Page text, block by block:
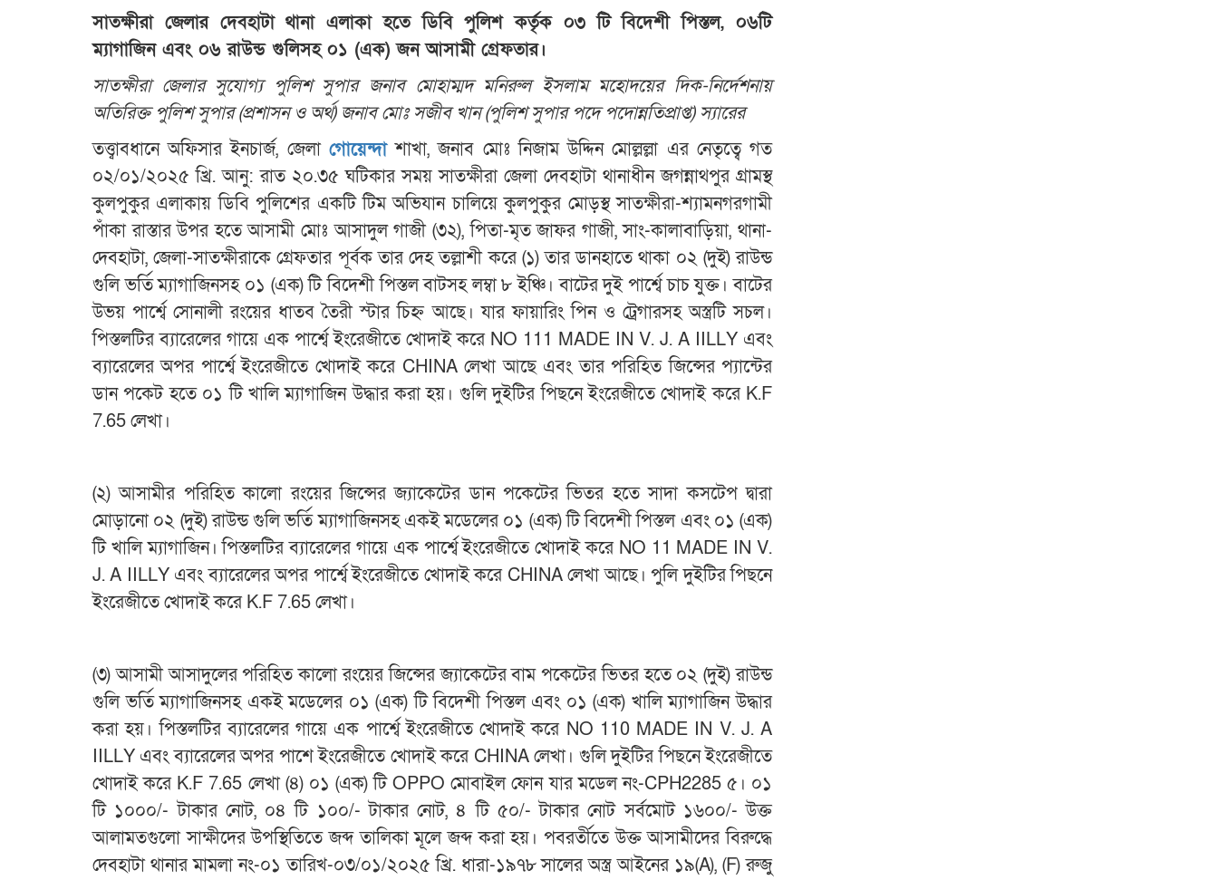
সাতক্ষীরা জেলার দেবহাটা থানা এলাকা হতে ডিবি পুলিশ কর্তৃক ০৩ টি বিদেশী পিস্তল, ০৬টি
ম্যাগাজিন এবং ০৬ রাউন্ড গুলিসহ ০১ (এক) জন আসামী গ্রেফতার।
সাতক্ষীরা জেলার সুযোগ্য পুলিশ সুপার জনাব মোহাম্মদ মনিরুল ইসলাম মহোদয়ের দিক-নির্দেশনায়
অতিরিক্ত পুলিশ সুপার (প্রশাসন ও অর্থ) জনাব মোঃ সজীব খান (পুলিশ সুপার পদে পদোন্নতিপ্রাপ্ত) স্যারের
তত্ত্বাবধানে অফিসার ইনচার্জ, জেলা গোয়েন্দাশাখা, জনাব মোঃ নিজাম উদ্দিন মোল্লল্লা এর নেতৃত্বে গত
০২/০১/২০২৫ খ্রি. আনু: রাত ২০.৩৫ ঘটিকার সময় সাতক্ষীরা জেলা দেবহাটা থানাধীন জগন্নাথপুর গ্রামস্থ
কুলপুকুর এলাকায় ডিবি পুলিশের একটি টিম অভিযান চালিয়ে কুলপুকুর মোড়স্থ সাতক্ষীরা-শ্যামনগরগামী
পাঁকা রাস্তার উপর হতে আসামী মোঃ আসাদুল গাজী (৩২), পিতা-মৃত জাফর গাজী, সাং-কালাবাড়িয়া, থানা-
দেবহাটা, জেলা-সাতক্ষীরাকে গ্রেফতার পূর্বক তার দেহ তল্লাশী করে (১) তার ডানহাতে থাকা ০২ (দুই) রাউন্ড
গুলি ভর্তি ম্যাগাজিনসহ ০১ (এক) টি বিদেশী পিস্তল বাটসহ লম্বা ৮ ইঞ্চি। বাটের দুই পার্শ্বে চাচ যুক্ত। বাটের
উভয় পার্শ্বে সোনালী রংয়ের ধাতব তৈরী স্টার চিহ্ন আছে। যার ফায়ারিং পিন ও ট্রেগারসহ অস্ত্রটি সচল।
পিস্তলটির ব্যারেলের গায়ে এক পার্শ্বে ইংরেজীতে খোদাই করে NO 111 MADE IN V. J. A IILLY এবং
ব্যারেলের অপর পার্শ্বে ইংরেজীতে খোদাই করে CHINA লেখা আছে এবং তার পরিহিত জিন্সের প্যান্টের
ডান পকেট হতে ০১ টি খালি ম্যাগাজিন উদ্ধার করা হয়। গুলি দুইটির পিছনে ইংরেজীতে খোদাই করে K.F
7.65 লেখা।
(২) আসামীর পরিহিত কালো রংয়ের জিন্সের জ্যাকেটের ডান পকেটের ভিতর হতে সাদা কসটেপ দ্বারা
মোড়ানো ০২ (দুই) রাউন্ড গুলি ভর্তি ম্যাগাজিনসহ একই মডেলের ০১ (এক) টি বিদেশী পিস্তল এবং ০১ (এক)
টি খালি ম্যাগাজিন। পিস্তলটির ব্যারেলের গায়ে এক পার্শ্বে ইংরেজীতে খোদাই করে NO 11 MADE IN V.
J. A IILLY এবং ব্যারেলের অপর পার্শ্বে ইংরেজীতে খোদাই করে CHINA লেখা আছে। পুলি দুইটির পিছনে
ইংরেজীতে খোদাই করে K.F 7.65 লেখা।
(৩) আসামী আসাদুলের পরিহিত কালো রংয়ের জিন্সের জ্যাকেটের বাম পকেটের ভিতর হতে ০২ (দুই) রাউন্ড
গুলি ভর্তি ম্যাগাজিনসহ একই মডেলের ০১ (এক) টি বিদেশী পিস্তল এবং ০১ (এক) খালি ম্যাগাজিন উদ্ধার
করা হয়। পিস্তলটির ব্যারেলের গায়ে এক পার্শ্বে ইংরেজীতে খোদাই করে NO 110 MADE IN V. J. A
IILLY এবং ব্যারেলের অপর পাশে ইংরেজীতে খোদাই করে CHINA লেখা। গুলি দুইটির পিছনে ইংরেজীতে
খোদাই করে K.F 7.65 লেখা (৪) ০১ (এক) টি OPPO মোবাইল ফোন যার মডেল নং-CPH2285 ৫। ০১
টি ১০০০/- টাকার নোট, ০৪ টি ১০০/- টাকার নোট, ৪ টি ৫০/- টাকার নোট সর্বমোট ১৬০০/- উক্ত
আলামতগুলো সাক্ষীদের উপস্থিতিতে জব্দ তালিকা মূলে জব্দ করা হয়। পবরর্তীতে উক্ত আসামীদের বিরুদ্ধে
দেবহাটা থানার মামলা নং-০১ তারিখ-০৩/০১/২০২৫ খ্রি. ধারা-১৯৭৮ সালের অস্ত্র আইনের ১৯(A), (F) রুজু